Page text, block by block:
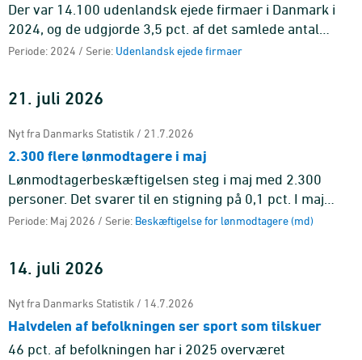
Der var 14.100 udenlandsk ejede firmaer i Danmark i
2024, og de udgjorde 3,5 pct. af det samlede antal
firmaer i den markedsrettede sektor i Danmark. Fra
Periode: 2024 / Serie: Udenlandsk ejede firmaer
21. juli 2026
Nyt fra Danmarks Statistik / 21.7.2026
2.300 flere lønmodtagere i maj
Lønmodtagerbeskæftigelsen steg i maj med 2.300
personer. Det svarer til en stigning på 0,1 pct. I maj
havde 3.087.900 personer et lønmodtagerjob.
Periode: Maj 2026 / Serie: Beskæftigelse for lønmodtagere (md)
14. juli 2026
Nyt fra Danmarks Statistik / 14.7.2026
Halvdelen af befolkningen ser sport som tilskuer
46 pct. af befolkningen har i 2025 overværet